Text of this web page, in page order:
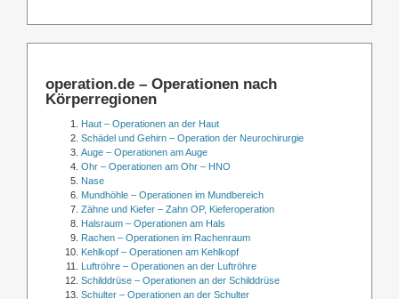
operation.de – Operationen nach
Körperregionen
Haut – Operationen an der Haut
Schädel und Gehirn – Operation der Neurochirurgie
Auge – Operationen am Auge
Ohr – Operationen am Ohr – HNO
Nase
Mundhöhle – Operationen im Mundbereich
Zähne und Kiefer – Zahn OP, Kieferoperation
Halsraum – Operationen am Hals
Rachen – Operationen im Rachenraum
Kehlkopf – Operationen am Kehlkopf
Luftröhre – Operationen an der Luftröhre
Schilddrüse – Operationen an der Schilddrüse
Schulter – Operationen an der Schulter